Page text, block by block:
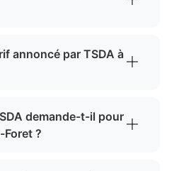
annoncé par TSDA à
demande-t-il pour
?